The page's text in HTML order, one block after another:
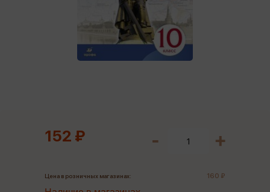
152 ₽
Цена в розничных магазинах: 160 ₽